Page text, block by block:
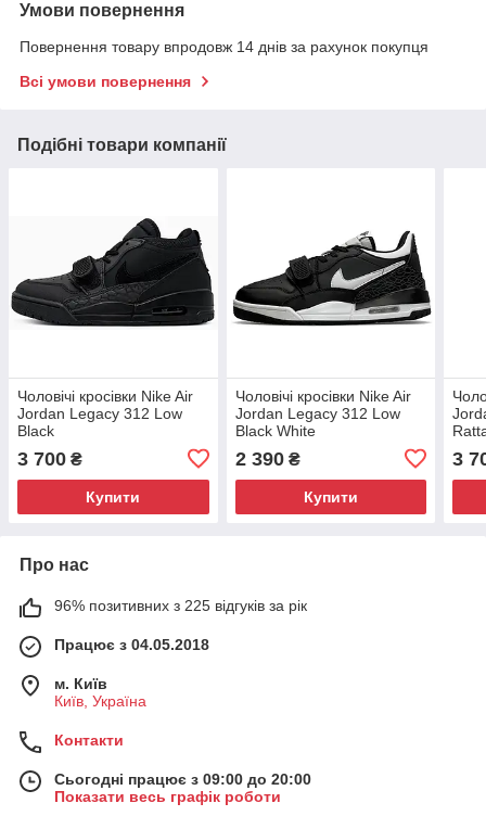
Умови повернення
Повернення товару впродовж 14 днів за рахунок покупця
Всі умови повернення
Подібні товари компанії
Чоловічі кросівки Nike Air
Jordan Legacy 312 Low
Black
3 700 ₴
Купити
Чоловічі кросівки Nike Air
Jordan Legacy 312 Low
Black White
2 390₴
Купити
3
Про нас
96% позитивних з 225 відгуків за рік
Працює з 04.05.2018
м. Київ
Київ, Україна
Контакти
Сьогодні працює з 09:00 до 20:00
Показати весь графік роботи